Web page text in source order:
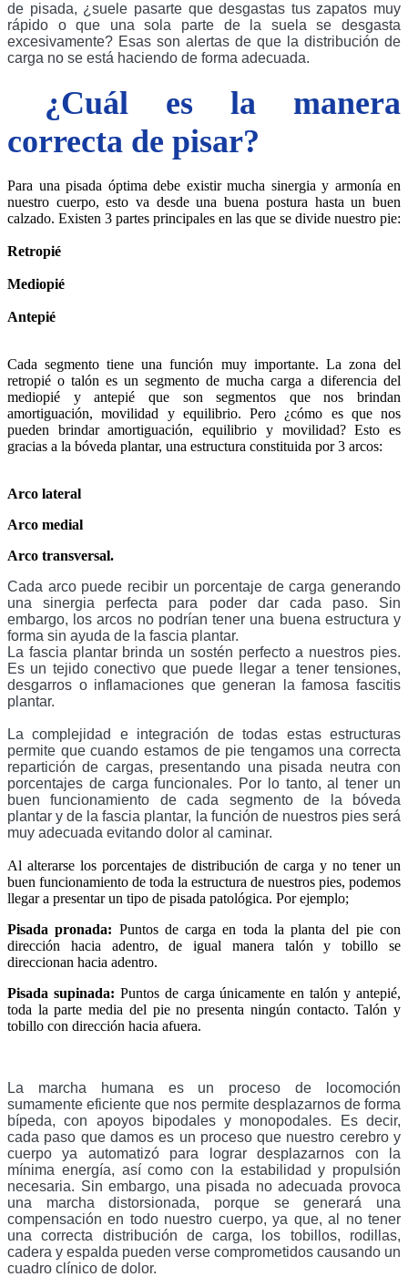
de pisada, ¿suele pasarte que desgastas tus zapatos muy
rápido o que una sola parte de la suela se desgasta
excesivamente? Esas son alertas de que la distribución de
carga no se está haciendo de forma adecuada.
¿Cuál es la manera
correcta de pisar?
Para una pisada óptima debe existir mucha sinergia y armonía en
nuestro cuerpo, esto va desde una buena postura hasta un buen
calzado. Existen 3 partes principales en las que se divide nuestro pie:
Retropié
Mediopié
Antepié
Cada segmento tiene una función muy importante. La zona del
retropié o talón es un segmento de mucha carga a diferencia del
mediopié y antepié que son segmentos que nos brindan
amortiguación, movilidad y equilibrio. Pero ¿cómo es que nos
pueden brindar amortiguación, equilibrio y movilidad? Esto es
gracias a la bóveda plantar, una estructura constituida por 3 arcos:
Arco lateral
Arco medial
Arco transversal.
Cada arco puede recibir un porcentaje de carga generando
una sinergia perfecta para poder dar cada paso. Sin
embargo, los arcos no podrían tener una buena estructura y
forma sin ayuda de la fascia plantar.
La fascia plantar brinda un sostén perfecto a nuestros pies.
Es un tejido conectivo que puede llegar a tener tensiones,
desgarros o inflamaciones que generan la famosa fascitis
plantar.
La complejidad e integración de todas estas estructuras
permite que cuando estamos de pie tengamos una correcta
repartición de cargas, presentando una pisada neutra con
porcentajes de carga funcionales. Por lo tanto, al tener un
buen funcionamiento de cada segmento de la bóveda
plantar y de la fascia plantar, la función de nuestros pies será
muy adecuada evitando dolor al caminar.
Al alterarse los porcentajes de distribución de carga y no tener un
buen funcionamiento de toda la estructura de nuestros pies, podemos
llegar a presentar un tipo de pisada patológica. Por ejemplo;
Pisada pronada: Puntos de carga en toda la planta del pie con
dirección hacia adentro, de igual manera talón y tobillo se
direccionan hacia adentro.
Pisada supinada: Puntos de carga únicamente en talón y antepié,
toda la parte media del pie no presenta ningún contacto. Talón y
tobillo con dirección hacia afuera.
La marcha humana es un proceso de locomoción
sumamente eficiente que nos permite desplazarnos de forma
bípeda, con apoyos bipodales y monopodales. Es decir,
cada paso que damos es un proceso que nuestro cerebro y
cuerpo ya automatizó para lograr desplazarnos con la
mínima energía, así como con la estabilidad y propulsión
necesaria. Sin embargo, una pisada no adecuada provoca
una marcha distorsionada, porque se generará una
compensación en todo nuestro cuerpo, ya que, al no tener
una correcta distribución de carga, los tobillos, rodillas,
cadera y espalda pueden verse comprometidos causando un
cuadro clínico de dolor.